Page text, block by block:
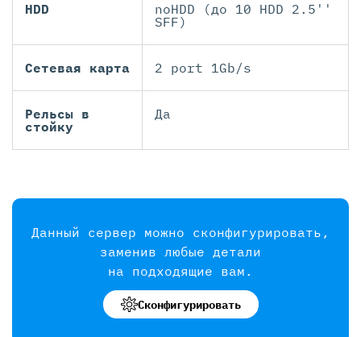
HDD
noHDD (до 10 HDD 2.5''
SFF)
Сетевая карта 2 port 1Gb/s
Рельсы в
стойку
Да
Данный сервер можно сконфигурировать,
заменив любые детали
на подходящие вам.
Сконфигурировать